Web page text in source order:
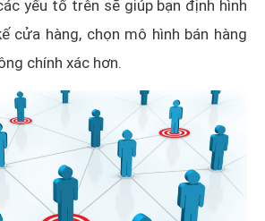
yếu tố trên sẽ giúp bạn định hình
cửa hàng, chọn mô hình bán hàng
chính xác hơn.